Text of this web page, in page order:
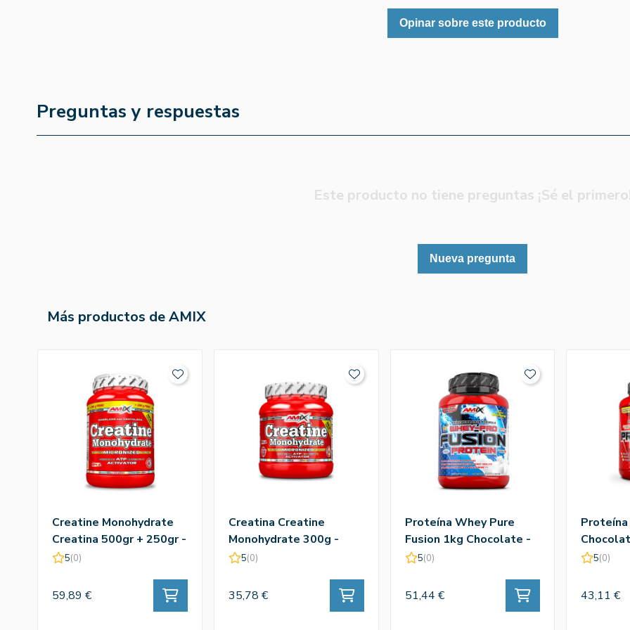
Opinar sobre este producto
Preguntas y respuestas
Este producto no tiene preguntas ¡Sé el
Nueva pregunta
Más productos de AMIX
Creatine Monohydrate
Creatina 500gr + 250gr -
Amix
5(0)
59,89 €
Creatina Creatine
Monohydrate 300g -
Amix
5(0)
35,78 €
Proteína Whey Pure
Fusion 1kg Chocolate -
Amix
5(0)
51,44 €
5(0)
43,11 €